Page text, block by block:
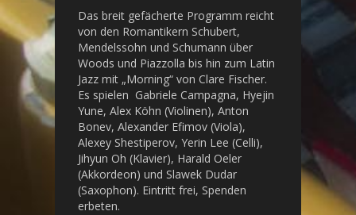
Das breit gefächerte Programm reicht
von den Romantikern Schubert,
Mendelssohn und Schumann über
Woods und Piazzolla bis hin zum Latin
Jazz mit „Morning“ von Clare Fischer.
Es spielen Gabriele Campagna, Hyejin
Yune, Alex Köhn (Violinen), Anton
Bonev, Alexander Efimov (Viola),
Alexey Shestiperov, Yerin Lee (Celli),
Jihyun Oh (Klavier), Harald Oeler
(Akkordeon) und Slawek Dudar
(Saxophon). Eintritt frei, Spenden
erbeten.